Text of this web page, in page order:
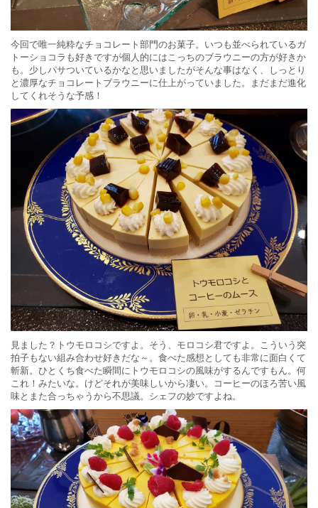
今回で唯一純粋なチョコレート部門のお菓子。いつも並べられているガ
トーショコラも好きですが個人的にはこっちのブラウニーの方が好きか
も。少しパサついているかなと思いましたがそんな事はなく、しっとり
と濃厚なチョコレートブラウニーに仕上がっていました。まだまだ進化
してくれそうな予感！
見ました？トウモロコシですよ。そう、モロコシ君ですよ。こういう突
拍子もない組み合わせ好きだな～。食べた感想としても非常に面白くて
斬新。ひとくち食べた瞬間にトウモロコシの風味がするんですもん。何
これ！みたいな。けどそれが美味しいから凄い。コーヒーのほろ苦い風
味とまた合っちゃうから不思議。シェフの妙ですよね。